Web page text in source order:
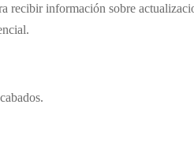
recibir información sobre